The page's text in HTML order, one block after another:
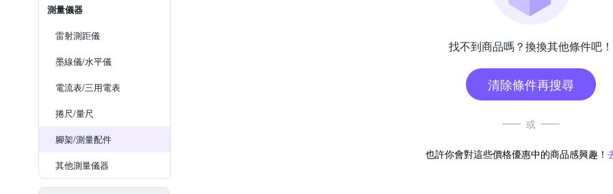
測量儀器
雷射測距儀
墨線儀/水平儀
電流表/三用電表
捲尺/量尺
腳架/測量配件
其他測量儀器
找不到商品嗎？換換其他條件吧！
清除條件再搜尋
或
也許你會對這些價格優惠中的商品感興趣！